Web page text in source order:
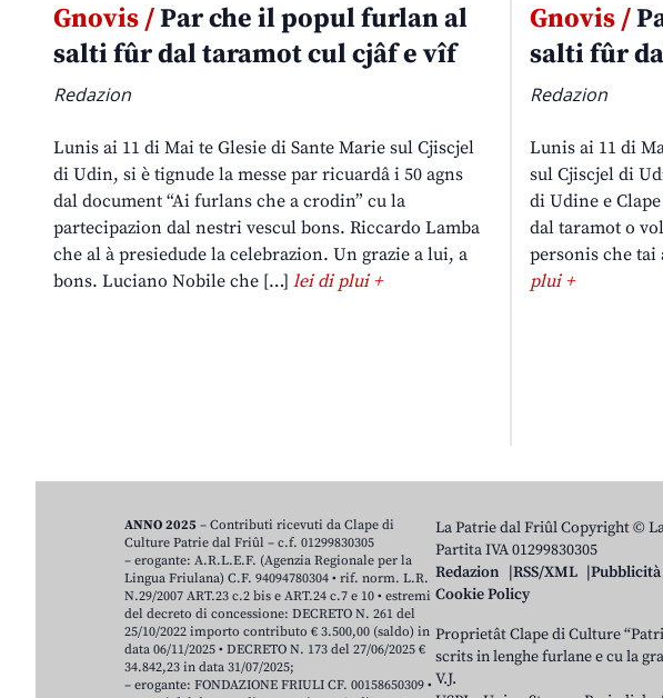
Gnovis /Par che il popul furlan al
salti fûr dal taramot cul cjâf e vîf
Redazion
Lunis ai 11 di Mai te Glesie di Sante Marie sul Cjiscjel
di Udin, si è tignude la messe par ricuardâ i 50 agns
dal document “Ai furlans che a crodin” cu la
partecipazion dal nestri vescul bons. Riccardo Lamba
che al à presiedude la celebrazion. Un grazie a lui, a
bons. Luciano Nobile che […] lei di plui +
Gnovis /
salti fûr
Redazion
Lunis ai 11 di
sul Cjiscjel di
di Udine e
dal taramot o
personis che tai
plui +
La Patrie dal Friûl Copyright ©
Partita IVA 01299830305
Redazion
RSS/XML Pubblicità
Cookie Policy
Proprietât Clape di Culture
scrits in lenghe furlane e cu la
V.J.
ANNO 2025 – Contributi ricevuti da Clape di
Culture Patrie dal Friûl – c.f. 01299830305
– erogante: A.R.L.E.F. (Agenzia Regionale per la
Lingua Friulana) C.F. 94094780304 • rif. norm. L.R.
N.29/2007 ART.23 c.2 bis e ART.24 c.7 e 10 • estremi
del decreto di concessione: DECRETO N. 261 del
25/10/2022 importo contributo € 3.500,00 (saldo) in
data 06/11/2025 • DECRETO N. 173 del 27/06/2025 €
34.842,23 in data 31/07/2025;
– erogante: FONDAZIONE FRIULI CF. 00158650309 •